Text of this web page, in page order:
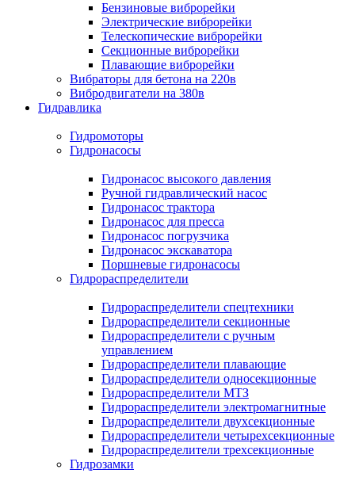
Бензиновые виброрейки
Электрические виброрейки
Телескопические виброрейки
Секционные виброрейки
Плавающие виброрейки
Вибраторы для бетона на 220в
Вибродвигатели на 380в
Гидравлика
Гидромоторы
Гидронасосы
Гидронасос высокого давления
Ручной гидравлический насос
Гидронасос трактора
Гидронасос для пресса
Гидронасос погрузчика
Гидронасос экскаватора
Поршневые гидронасосы
Гидрораспределители
Гидрораспределители спецтехники
Гидрораспределители секционные
Гидрораспределители с ручным
управлением
Гидрораспределители плавающие
Гидрораспределители односекционные
Гидрораспределители МТЗ
Гидрораспределители электромагнитные
Гидрораспределители двухсекционные
Гидрораспределители четырехсекционные
Гидрораспределители трехсекционные
Гидрозамки